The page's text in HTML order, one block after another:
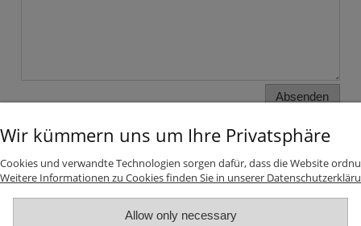
Absenden
INFORMATIONEN
Top-Kategorien
Wir kümmern uns um Ihre Privatsphäre
Cookies und verwandte Technologien sorgen dafür, dass die Website
Weitere Informationen zu Cookies finden Sie in unserer
Allow only necessary